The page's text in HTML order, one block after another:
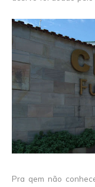
Pra qem não